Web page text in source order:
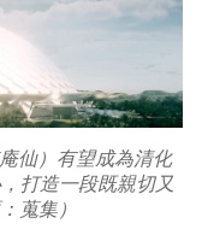
仙）有望成為清化
打造一段既親切又
蒐集）